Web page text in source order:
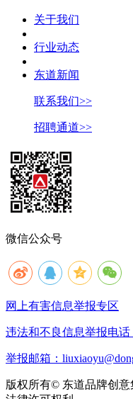
关于我们
行业动态
东道新闻
联系我们>>
招聘通道>>
微信公众号
网上有害信息举报专区
违法和不良信息举报电话
举报邮箱：
版权所有© 东道品牌创意